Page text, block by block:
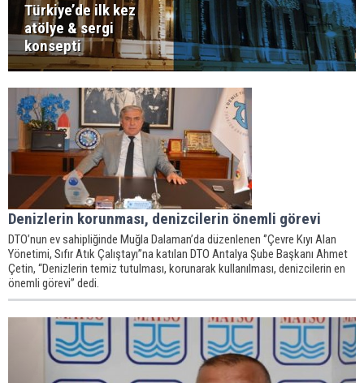
Türkiye’de ilk kez
atölye & sergi
konsepti
Denizlerin korunması, denizcilerin önemli görevi
DTO’nun ev sahipliğinde Muğla Dalaman’da düzenlenen ‘’Çevre Kıyı Alan
Yönetimi, Sıfır Atık Çalıştayı’’na katılan DTO Antalya Şube Başkanı Ahmet
Çetin, “Denizlerin temiz tutulması, korunarak kullanılması, denizcilerin en
önemli görevi” dedi.